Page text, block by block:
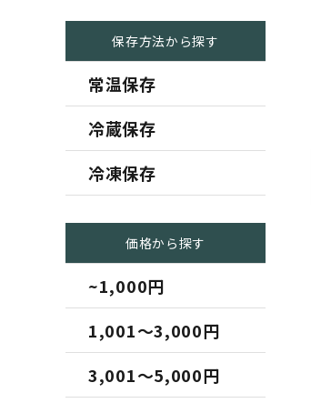
保存方法から探す
常温保存
冷蔵保存
冷凍保存
価格から探す
~1,000円
1,001～3,000円
3,001～5,000円